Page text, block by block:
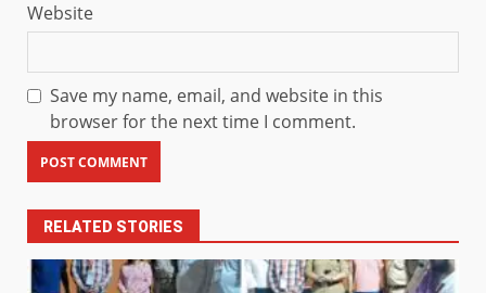
Website
Save my name, email, and website in this
browser for the next time I comment.
RELATED STORIES